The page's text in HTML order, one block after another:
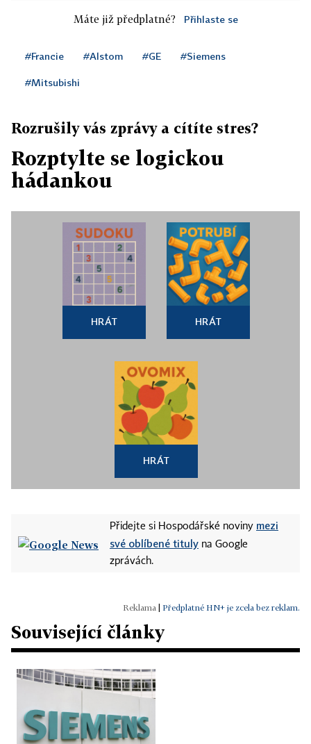
Máte již předplatné? Přihlaste se
#Francie #Alstom #GE #Siemens
#Mitsubishi
Rozrušily vás zprávy a cítíte stres?
Rozptylte se logickou
hádankou
HRÁT HRÁT
HRÁT
Přidejte si Hospodářské noviny mezi
své oblíbené tituly na Google
zprávách.
Předplatné HN+ je zcela bez reklam.
Související články